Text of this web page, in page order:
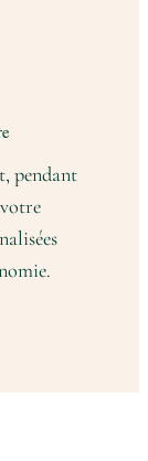
pendant